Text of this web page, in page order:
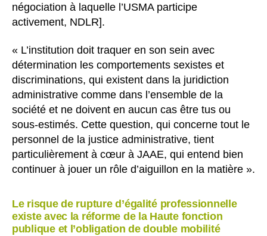
négociation à laquelle l’USMA participe
activement, NDLR].
« L’institution doit traquer en son sein avec
détermination les comportements sexistes et
discriminations, qui existent dans la juridiction
administrative comme dans l’ensemble de la
société et ne doivent en aucun cas être tus ou
sous-estimés. Cette question, qui concerne tout le
personnel de la justice administrative, tient
particulièrement à cœur à JAAE, qui entend bien
continuer à jouer un rôle d’aiguillon en la matière ».
Le risque de rupture d’égalité professionnelle
existe avec la réforme de la Haute fonction
publique et l’obligation de double mobilité